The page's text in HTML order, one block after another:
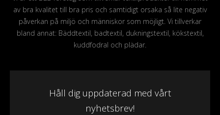
av bra kvalitet till bra pris och samtidigt orsaka så lite negativ
påverkan på miljö och människor som möjligt. Vi tillverkar
bland annat: Bäddtextil, badtextil, dukningstextil, kökstextil,
kuddfodral och plädar.
Håll dig uppdaterad med vårt
nyhetsbrev!